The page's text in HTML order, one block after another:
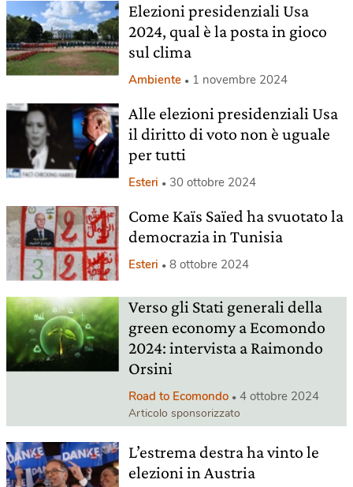
Elezioni presidenziali Usa
2024, qual è la posta in gioco
sul clima
Ambiente 1 novembre 2024
Alle elezioni presidenziali Usa
il diritto di voto non è uguale
per tutti
Esteri 30 ottobre 2024
Come Kaïs Saïed ha svuotato la
democrazia in Tunisia
Esteri 8 ottobre 2024
Verso gli Stati generali della
green economy a Ecomondo
2024: intervista a Raimondo
Orsini
Road to Ecomondo 4 ottobre 2024
Articolo sponsorizzato
L’estrema destra ha vinto le
elezioni in Austria